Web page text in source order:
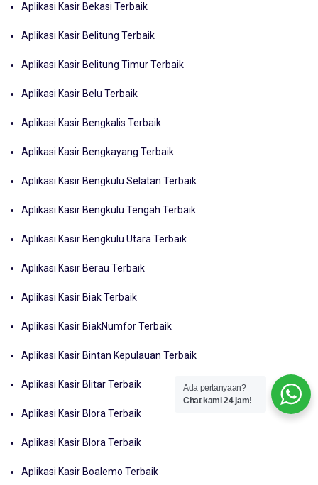
Aplikasi Kasir Bekasi Terbaik
Aplikasi Kasir Belitung Terbaik
Aplikasi Kasir Belitung Timur Terbaik
Aplikasi Kasir Belu Terbaik
Aplikasi Kasir Bengkalis Terbaik
Aplikasi Kasir Bengkayang Terbaik
Aplikasi Kasir Bengkulu Selatan Terbaik
Aplikasi Kasir Bengkulu Tengah Terbaik
Aplikasi Kasir Bengkulu Utara Terbaik
Aplikasi Kasir Berau Terbaik
Aplikasi Kasir Biak Terbaik
Aplikasi Kasir BiakNumfor Terbaik
Aplikasi Kasir Bintan Kepulauan Terbaik
Aplikasi Kasir Blitar Terbaik
Aplikasi Kasir Blora Terbaik
Aplikasi Kasir Blora Terbaik
Aplikasi Kasir Boalemo Terbaik
Ada pertanyaan?
Chat kami 24 jam!